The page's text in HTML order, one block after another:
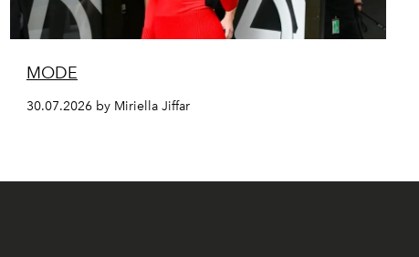
MODE
30.07.2026 by Miriella Jiffar